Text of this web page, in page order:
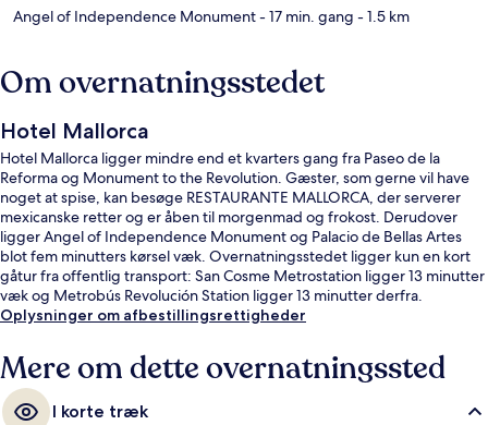
Angel of Independence Monument- 17 min. gang - 1.5 km
Om overnatningsstedet
Hotel Mallorca
Hotel Mallorca ligger mindre end et kvarters gang fra Paseo de la
Reforma og Monument to the Revolution. Gæster, som gerne vil have
noget at spise, kan besøge RESTAURANTE MALLORCA, der serverer
mexicanske retter og er åben til morgenmad og frokost. Derudover
ligger Angel of Independence Monument og Palacio de Bellas Artes
blot fem minutters kørsel væk. Overnatningsstedet ligger kun en kort
gåtur fra offentlig transport: San Cosme Metrostation ligger 13 minutter
væk og Metrobús Revolución Station ligger 13 minutter derfra.
Oplysninger om afbestillingsrettigheder
Mere om dette overnatningssted
I korte træk